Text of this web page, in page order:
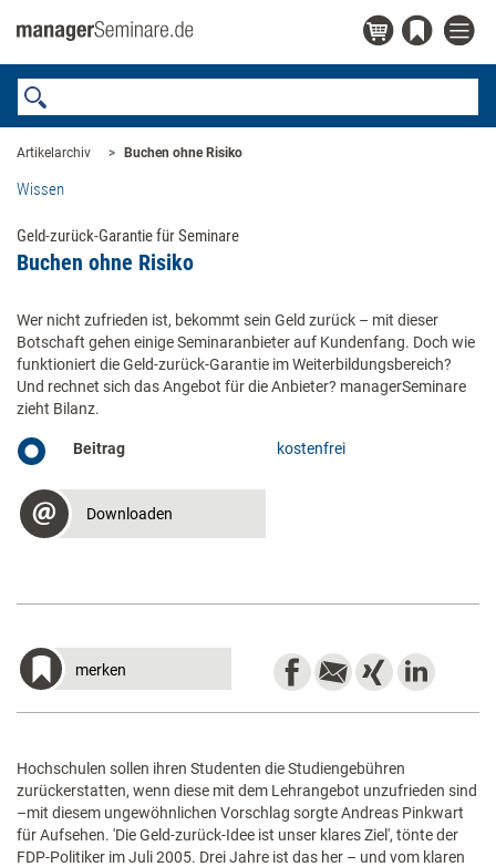
Artikelarchiv Buchen ohne Risiko
Wissen
Geld-zurück-Garantie für Seminare
Buchen ohne Risiko
Wer nicht zufrieden ist, bekommt sein Geld zurück – mit dieser
Botschaft gehen einige Seminaranbieter auf Kundenfang. Doch wie
funktioniert die Geld-zurück-Garantie im Weiterbildungsbereich?
Und rechnet sich das Angebot für die Anbieter? managerSeminare
zieht Bilanz.
Beitrag kostenfrei
Downloaden
merken
Hochschulen sollen ihren Studenten die Studiengebühren
zurückerstatten, wenn diese mit dem Lehrangebot unzufrieden sind
–mit diesem ungewöhnlichen Vorschlag sorgte Andreas Pinkwart
für Aufsehen. 'Die Geld-zurück-Idee ist unser klares Ziel', tönte der
FDP-Politiker im Juli 2005. Drei Jahre ist das her – und vom klaren